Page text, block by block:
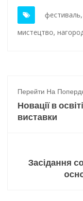
фестиваль,
мистецтво,
Перейти На
Новації в
виставки
Засідання